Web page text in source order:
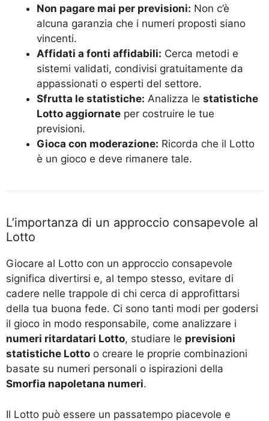
Non pagare mai per previsioni: Non c’è
alcuna garanzia che i numeri proposti siano
vincenti.
Affidati a fonti affidabili: Cerca metodi e
sistemi validati, condivisi gratuitamente da
appassionati o esperti del settore.
Sfrutta le statistiche: Analizza le statistiche
Lotto aggiornate per costruire le tue
previsioni.
Gioca con moderazione: Ricorda che il Lotto
è un gioco e deve rimanere tale.
L’importanza di un approccio consapevole al
Lotto
Giocare al Lotto con un approccio consapevole
significa divertirsi e, al tempo stesso, evitare di
cadere nelle trappole di chi cerca di approfittarsi
della tua buona fede. Ci sono tanti modi per godersi
il gioco in modo responsabile, come analizzare i
numeri ritardatari Lotto, studiare le previsioni
statistiche Lotto o creare le proprie combinazioni
basate su numeri personali o ispirazioni della
Smorfia napoletana numeri.
Il Lotto può essere un passatempo piacevole e